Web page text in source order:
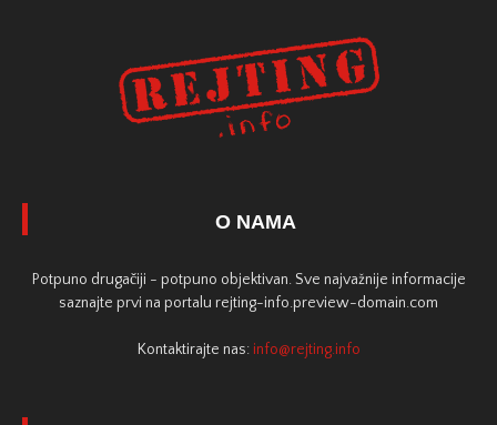
O NAMA
Potpuno drugačiji - potpuno objektivan. Sve najvažnije informacije
saznajte prvi na portalu rejting-info.preview-domain.com
Kontaktirajte nas: info@rejting.info